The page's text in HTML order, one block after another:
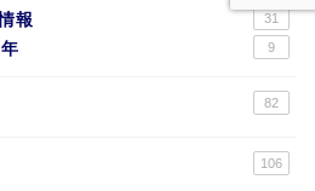
報 31
9
82
106